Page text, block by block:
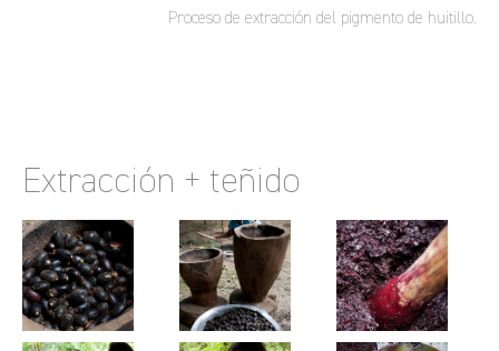
Proceso de extracción del pigmento de huitillo.
Extracción + teñido